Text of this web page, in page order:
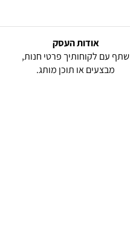
אודות העסק
שתף עם לקוחותיך פרטי חנות,
מבצעים או תוכן מותג.